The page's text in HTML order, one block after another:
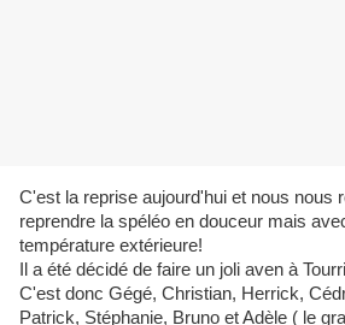
C'est la reprise aujourd'hui et nous nous
reprendre la spéléo en douceur mais
température extérieure!
Il a été décidé de faire un joli aven à
C'est donc Gégé, Christian, Herrick,
Patrick, Stéphanie, Bruno et Adèle ( le